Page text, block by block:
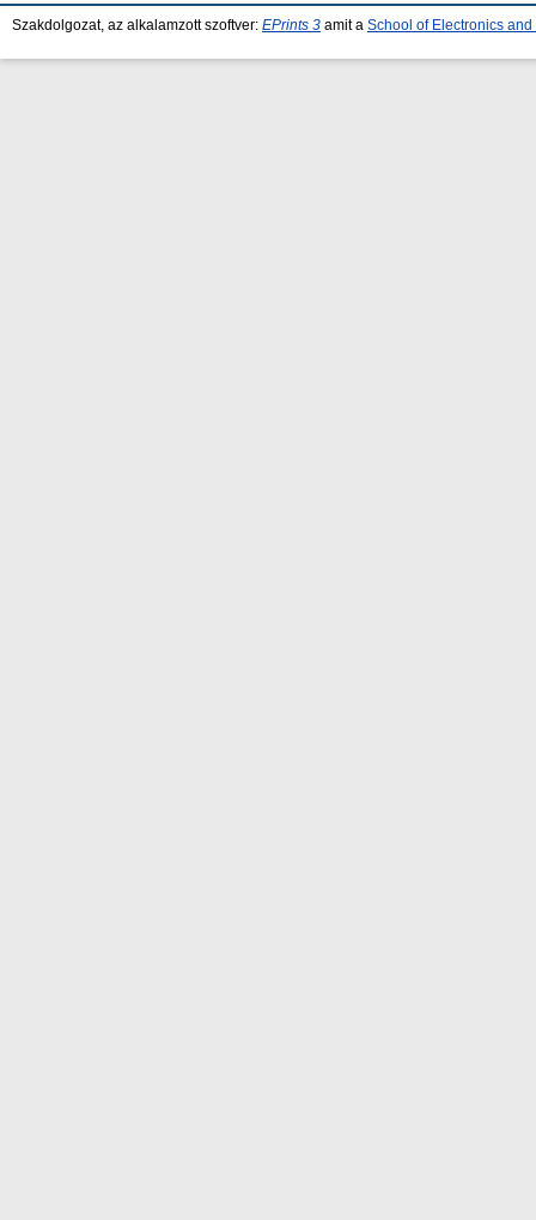
Szakdolgozat, az alkalamzott szoftver: EPrints 3 amit a School of Electronics